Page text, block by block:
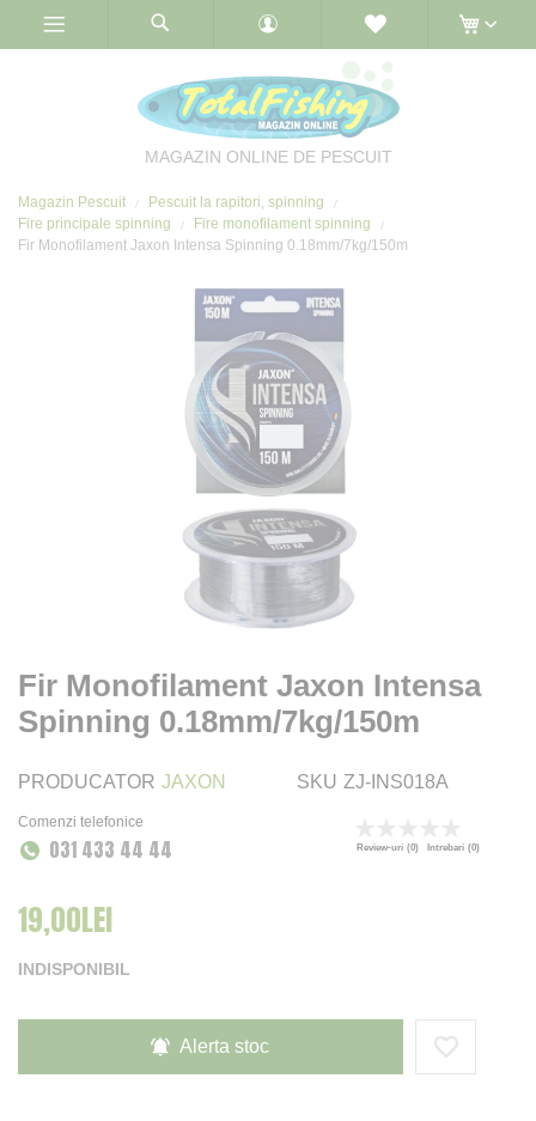
MAGAZIN ONLINE DE PESCUIT
Magazin Pescuit
Pescuit la rapitori, spinning
Fire principale spinning
Fire monofilament spinning
Fir Monofilament Jaxon Intensa Spinning 0.18mm/7kg/150m
Fir Monofilament Jaxon Intensa
Spinning 0.18mm/7kg/150m
PRODUCATOR JAXON SKU ZJ-INS018A
Comenzi telefonice
031 433 44 44
0
% of100
Review-uri (0) Intrebari (0)
19,00LEI
INDISPONIBIL
Alerta stoc